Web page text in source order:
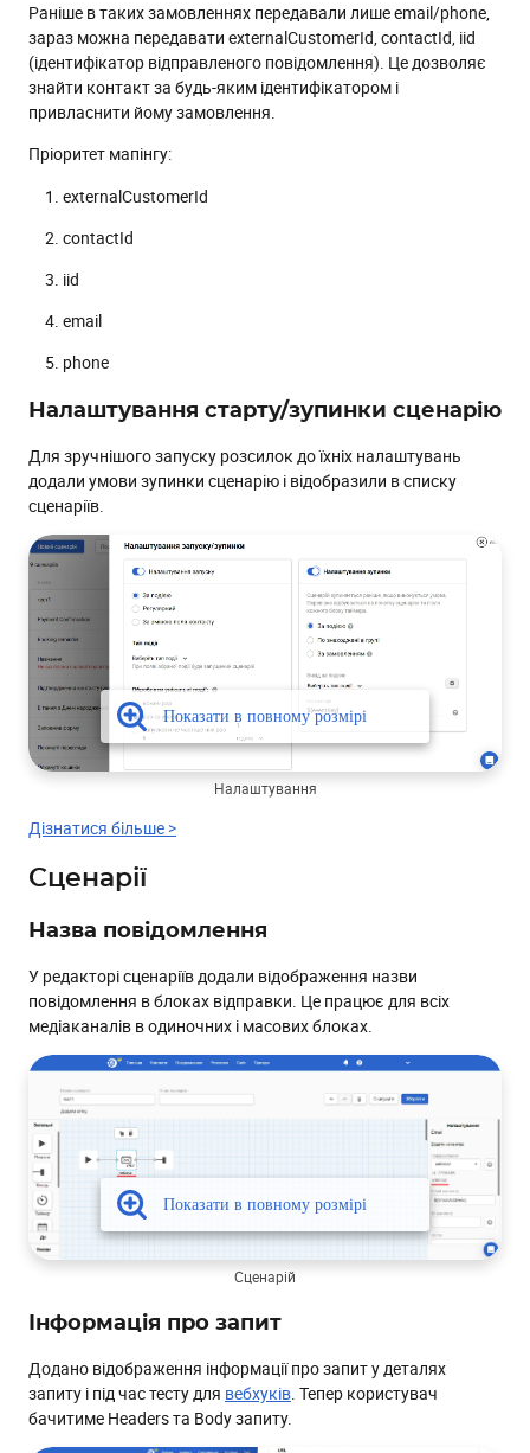
Раніше в таких замовленнях передавали лише email/phone,
зараз можна передавати externalCustomerId, contactId, iid
(ідентифікатор відправленого повідомлення). Це дозволяє
знайти контакт за будь-яким ідентифікатором і
привласнити йому замовлення.
Пріоритет мапінгу:
externalCustomerId
contactId
iid
email
phone
Налаштування старту/зупинки сценарію
Для зручнішого запуску розсилок до їхніх налаштувань
додали умови зупинки сценарію і відобразили в списку
сценаріїв.
Налаштування
Дізнатися більше >
Сценарії
Назва повідомлення
У редакторі сценаріїв додали відображення назви
повідомлення в блоках відправки. Це працює для всіх
медіаканалів в одиночних і масових блоках.
Сценарій
Інформація про запит
Додано відображення інформації про запит у деталях
запиту і під час тесту для вебхуків. Тепер користувач
бачитиме Headers та Body запиту.